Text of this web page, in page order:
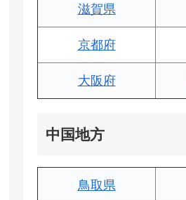
滋賀県
京都府
大阪府
中国地方
鳥取県